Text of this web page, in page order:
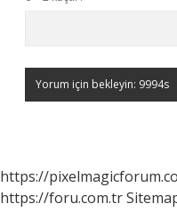
https://
https://foru.com.tr